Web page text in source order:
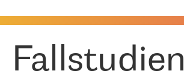
Fallstudien